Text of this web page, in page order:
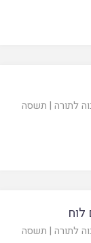
לתורה | תשסה
לתורה | תשסה